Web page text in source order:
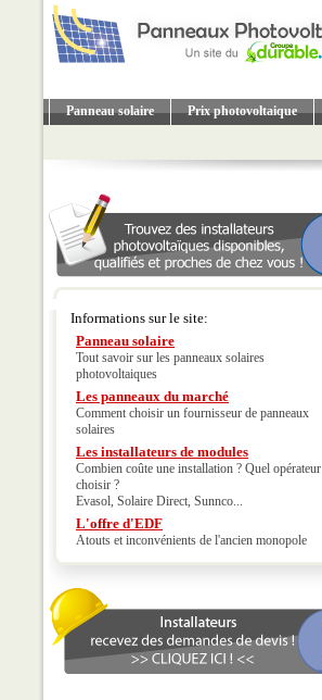
Panneau solaire Prix photovoltaique
Informations sur le site:
Panneau solaire
Tout savoir sur les panneaux solaires
photovoltaiques
Les panneaux du marché
Comment choisir un fournisseur de panneaux
solaires
Les installateurs de modules
Combien coûte une installation ? Quel opérateur
choisir ?
Evasol, Solaire Direct, Sunnco...
L'offre d'EDF
Atouts et inconvénients de l'ancien monopole